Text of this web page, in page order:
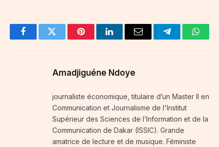
FacebookTwitter PinterestLinkedInEmail Telegram
Amadjiguéne Ndoye
journaliste économique, titulaire d’un Master II en
Communication et Journalisme de l'Institut
Supérieur des Sciences de l’Information et de la
Communication de Dakar (ISSIC). Grande
amatrice de lecture et de musique. Féministe